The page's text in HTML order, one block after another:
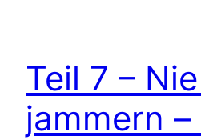
Teil 7 –
jammern –